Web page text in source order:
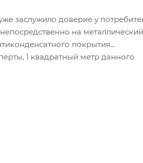
заслужило доверие у
на
покрытия
1 квадратный метр данного